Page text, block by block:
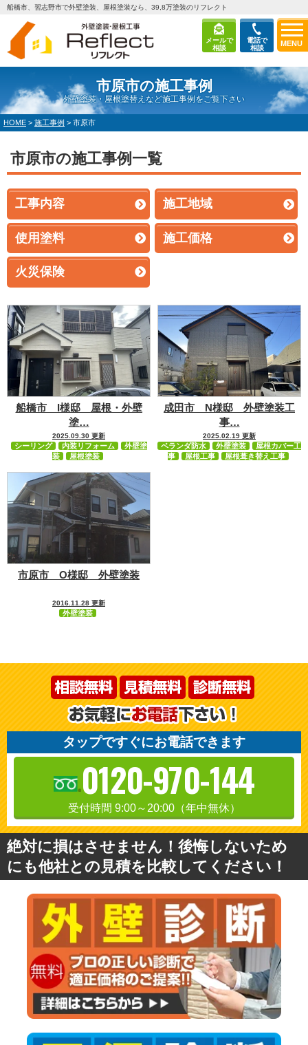
メールで
相談
電話で
相談
MENU
船橋市、習志野市で外壁塗装、屋根塗装なら、39,8万塗装のリフレクト
市原市の施工事例
外壁塗装・屋根塗替えなど施工事例をご覧下さい
HOME > 施工事例 > 市原市
市原市の施工事例一覧
工事内容 施工地域
使用塗料 施工価格
火災保険
船橋市 I様邸 屋根・外壁
塗…
2025.09.30 更新
シーリング 内装リフォーム
外壁塗
装
屋根塗装
成田市 N様邸 外壁塗装工
事…
2025.02.19 更新
ベランダ防水 外壁塗装
屋根カバー工
事
屋根工事 屋根葺き替え工事
市原市 O様邸 外壁塗装
2016.11.28 更新
外壁塗装
タップですぐにお電話できます
0120-970-144
受付時間 9:00～20:00（年中無休）
絶対に損はさせません！後悔しないため
にも他社との見積を比較してください！